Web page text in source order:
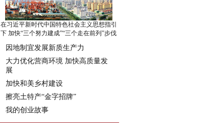
在习近平新时代中国特色社会主义思想指引
下 加快“三个努力建成”“三个走在前列”步伐
因地制宜发展新质生产力
大力优化营商环境 加快高质量发
展
加快和美乡村建设
擦亮土特产“金字招牌”
我的创业故事